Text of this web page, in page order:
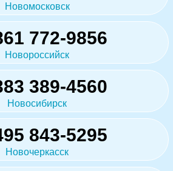
Новомосковск
772-9856
Новороссийск
389-4560
Новосибирск
843-5295
Новочеркасск